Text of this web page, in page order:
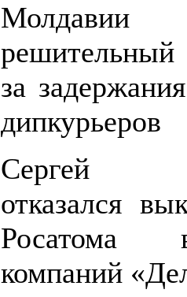
решительный
за
дипкурьеров
Сергей
отказался
Росатома
компаний